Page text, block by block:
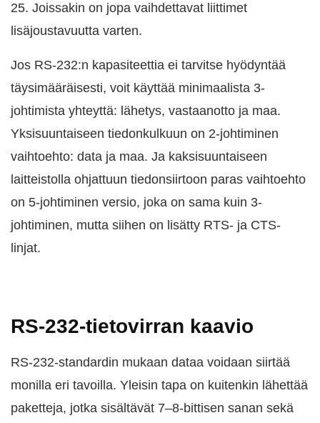
25. Joissakin on jopa vaihdettavat liittimet
lisäjoustavuutta varten.
Jos RS-232:n kapasiteettia ei tarvitse hyödyntää
täysimääräisesti, voit käyttää minimaalista 3-
johtimista yhteyttä: lähetys, vastaanotto ja maa.
Yksisuuntaiseen tiedonkulkuun on 2-johtiminen
vaihtoehto: data ja maa. Ja kaksisuuntaiseen
laitteistolla ohjattuun tiedonsiirtoon paras vaihtoehto
on 5-johtiminen versio, joka on sama kuin 3-
johtiminen, mutta siihen on lisätty RTS- ja CTS-
linjat.
RS-232-tietovirran kaavio
RS-232-standardin mukaan dataa voidaan siirtää
monilla eri tavoilla. Yleisin tapa on kuitenkin lähettää
paketteja, jotka sisältävät 7–8-bittisen sanan sekä